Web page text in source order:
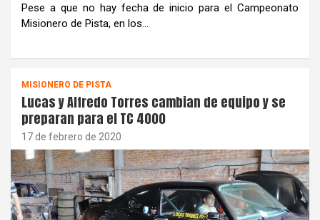
Pese a que no hay fecha de inicio para el Campeonato
Misionero de Pista, en los…
MISIONERO DE PISTA
Lucas y Alfredo Torres cambian de equipo y se
preparan para el TC 4000
17 de febrero de 2020